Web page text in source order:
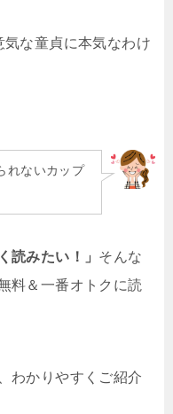
な童貞に本気なわけ
れないカップ
読みたい！」 そんな
料＆一番オトクに読
わかりやすくご紹介